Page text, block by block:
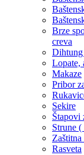
Brze
creva
Dihtung
Lopate,
Makaze
Pribor
Sekire
Štapovi
Strune
Zaštitna
Rasveta